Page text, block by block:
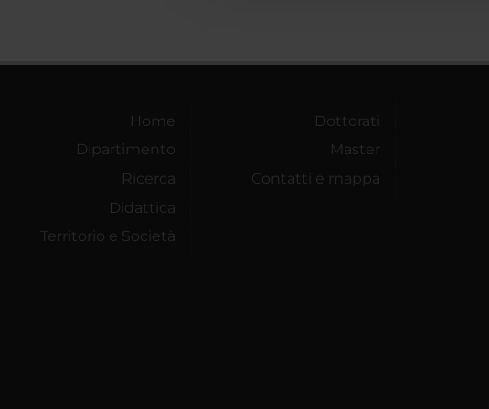
Home
Dipartimento
Ricerca
Didattica
Territorio e Società
Dottorati
Master
Contatti e mappa